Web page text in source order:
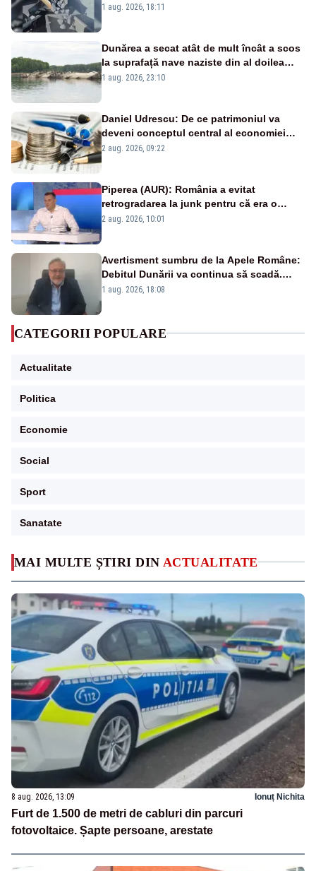
MAI MULTE ȘTIRI DIN ACTUALITATE
8 aug. 2026, 13:09 Ionuț Nichita
Furt de 1.500 de metri de cabluri din parcuri
fotovoltaice. Șapte persoane, arestate
pasează vina în plină criză energetică
1 aug. 2026, 18:11
Dunărea a secat atât de mult încât a scos
la suprafață nave naziste din al doilea
război mondial
1 aug. 2026, 23:10
Daniel Udrescu: De ce patrimoniul va
deveni conceptul central al economiei
viitoare?
2 aug. 2026, 09:22
Piperea (AUR): România a evitat
retrogradarea la junk pentru că era o
catastrofă pentru bănci și fondurile de
2 aug. 2026, 10:01
Avertisment sumbru de la Apele Române:
Debitul Dunării va continua să scadă.
Cernavodă s-ar putea închide în 4 zile
1 aug. 2026, 18:08
CATEGORII POPULARE
Actualitate
Politica
Economie
Social
Sport
Sanatate